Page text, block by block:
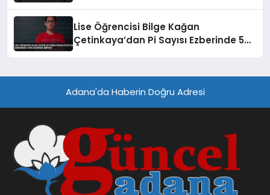
Lise Öğrencisi Bilge Kağan
Çetinkaya’dan Pi Sayısı Ezberinde 5
Adana'da Haberin Doğru Adresi